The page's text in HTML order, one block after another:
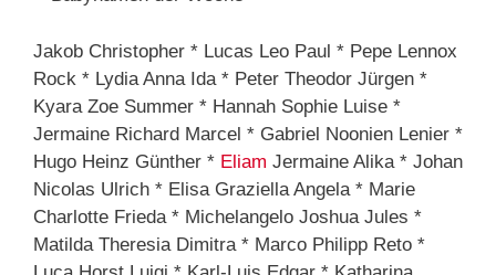
Jakob Christopher * Lucas Leo Paul * Pepe Lennox
Rock * Lydia Anna Ida * Peter Theodor Jürgen *
Kyara Zoe Summer * Hannah Sophie Luise *
Jermaine Richard Marcel * Gabriel Noonien Lenier *
Hugo Heinz Günther * Eliam Jermaine Alika * Johan
Nicolas Ulrich * Elisa Graziella Angela * Marie
Charlotte Frieda * Michelangelo Joshua Jules *
Matilda Theresia Dimitra * Marco Philipp Reto *